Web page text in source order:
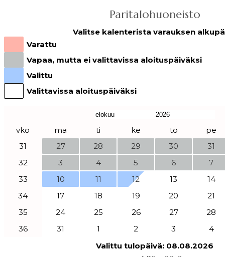
Paritalohuoneisto
Valitse kalenterista varauksen
Varattu
Vapaa, mutta ei valittavissa aloituspäiväksi
Valittu
Valittavissa aloituspäiväksi
vko ma ti ke to
pe
31
27 28 29 30
31
32
3 4 5 6
7
33
10 11 12 13
14
34
17 18 19 20
21
35
24 25 26 27
28
36
31 1 2 3
4
Valittu tulopäivä: 08.08.2026